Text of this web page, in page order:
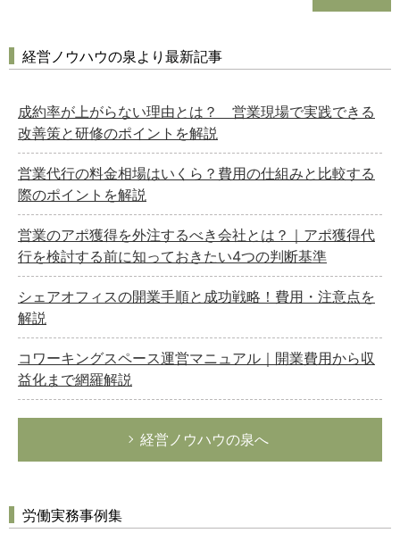
経営ノウハウの泉より最新記事
成約率が上がらない理由とは？ 営業現場で実践できる
改善策と研修のポイントを解説
営業代行の料金相場はいくら？費用の仕組みと比較する
際のポイントを解説
営業のアポ獲得を外注するべき会社とは？｜アポ獲得代
行を検討する前に知っておきたい4つの判断基準
シェアオフィスの開業手順と成功戦略！費用・注意点を
解説
コワーキングスペース運営マニュアル｜開業費用から収
益化まで網羅解説
経営ノウハウの泉へ
労働実務事例集